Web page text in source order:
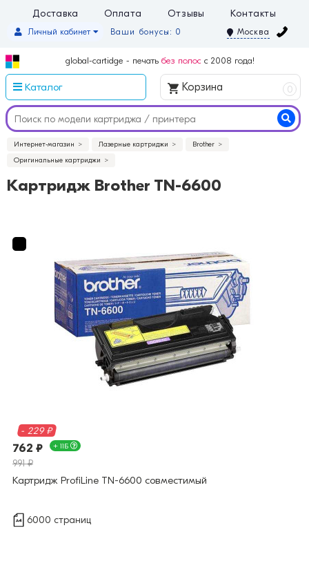
Доставка Оплата Отзывы Контакты
Ваши бонусы: 0
Личный кабинет Москва
global-cartidge - печать без полос с 2008 года!
Каталог Корзина 0
Интернет-магазин Лазерные картриджи
Brother
Оригинальные картриджи
Картридж Brother TN-6600
- 229 ₽
762 ₽ + 11Б
991 ₽
Картридж ProfiLine TN-6600 совместимый
6000 страниц